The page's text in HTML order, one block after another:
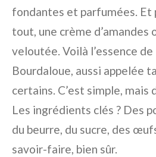
fondantes et parfumées. Et
tout, une crème d’amandes
veloutée. Voilà l’essence
Bourdaloue, aussi appelée
certains. C’est simple,
Les ingrédients clés ? Des
du beurre, du sucre, des
savoir-faire, bien sûr.